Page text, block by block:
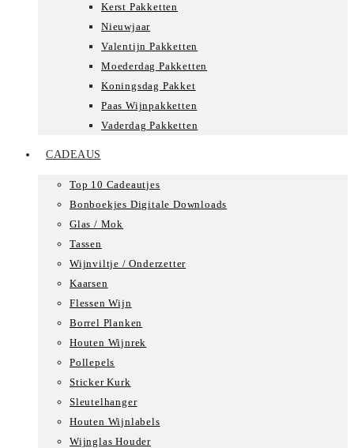
Kerst Pakketten
Nieuwjaar
Valentijn Pakketten
Moederdag Pakketten
Koningsdag Pakket
Paas Wijnpakketten
Vaderdag Pakketten
CADEAUS
Top 10 Cadeautjes
Bonboekjes Digitale Downloads
Glas / Mok
Tassen
Wijnviltje / Onderzetter
Kaarsen
Flessen Wijn
Borrel Planken
Houten Wijnrek
Pollepels
Sticker Kurk
Sleutelhanger
Houten Wijnlabels
Wijnglas Houder